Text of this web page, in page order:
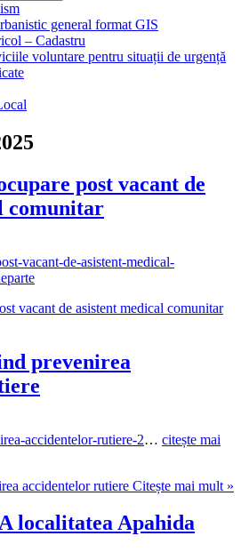
general format GIS
– Cadastru
voluntare pentru situații de urgență
post vacant de
comunitar
vacant-de-asistent-medical-
vacant de asistent medical comunitar
prevenirea
accidentelor-rutiere-2… citește mai
accidentelor rutiere Citește mai mult »
localitatea Apahida